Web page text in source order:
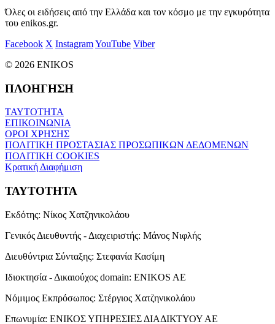
Όλες οι ειδήσεις από την Ελλάδα και τον κόσμο με την εγκυρότητα
του enikos.gr.
Facebook X InstagramYouTube Viber
© 2026 ENIKOS
ΠΛΟΗΓΗΣΗ
ΤΑΥΤΟΤΗΤΑ
ΕΠΙΚΟΙΝΩΝΙΑ
ΟΡΟΙ ΧΡΗΣΗΣ
ΠΟΛΙΤΙΚΗ ΠΡΟΣΤΑΣΙΑΣ ΠΡΟΣΩΠΙΚΩΝ ΔΕΔΟΜΕΝΩΝ
ΠΟΛΙΤΙΚΗ COOKIES
Κρατική Διαφήμιση
ΤΑΥΤΟΤΗΤΑ
Εκδότης: Νίκος Χατζηνικολάου
Γενικός Διευθυντής - Διαχειριστής: Μάνος Νιφλής
Διευθύντρια Σύνταξης: Στεφανία Κασίμη
Ιδιοκτησία - Δικαιούχος domain: ENIKOS AE
Νόμιμος Εκπρόσωπος: Στέργιος Χατζηνικολάου
Επωνυμία: ΕΝΙΚΟΣ ΥΠΗΡΕΣΙΕΣ ΔΙΑΔΙΚΤΥΟΥ ΑΕ